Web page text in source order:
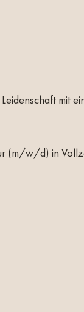
mit
(m/w/d) in